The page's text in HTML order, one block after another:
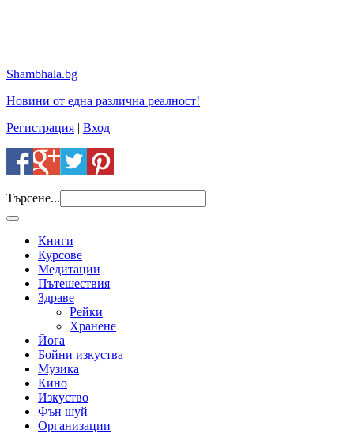
Shambhala.bg
Новини от една различна реалност!
Регистрация | Вход
Търсене...
Книги
Курсове
Медитации
Пътешествия
Здраве
Рейки
Хранене
Йога
Бойни изкуства
Музика
Кино
Изкуство
Фън шуй
Организации